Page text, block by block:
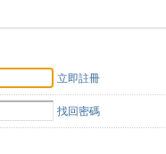
立即註冊
找回密碼